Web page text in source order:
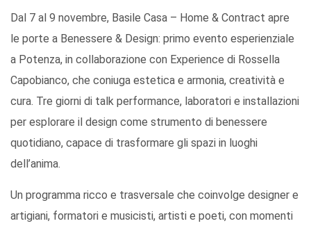
Dal 7 al 9 novembre, Basile Casa – Home & Contract apre
le porte a Benessere & Design: primo evento esperienziale
a Potenza, in collaborazione con Experience di Rossella
Capobianco, che coniuga estetica e armonia, creatività e
cura. Tre giorni di talk performance, laboratori e installazioni
per esplorare il design come strumento di benessere
quotidiano, capace di trasformare gli spazi in luoghi
dell’anima.
Un programma ricco e trasversale che coinvolge designer e
artigiani, formatori e musicisti, artisti e poeti, con momenti